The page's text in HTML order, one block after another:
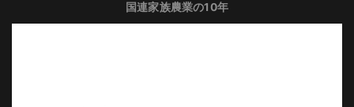
国連家族農業の10年